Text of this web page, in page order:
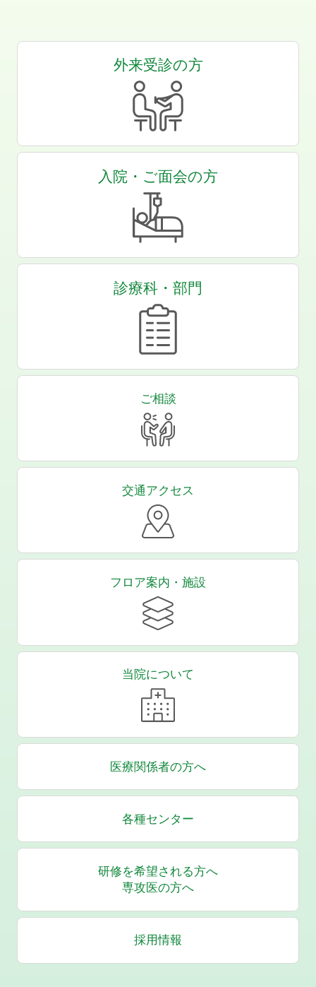
外来受診の方
入院・ご面会の方
診療科・部門
ご相談
交通アクセス
フロア案内・施設
当院について
医療関係者の方へ
各種センター
研修を希望される方へ
専攻医の方へ
採用情報